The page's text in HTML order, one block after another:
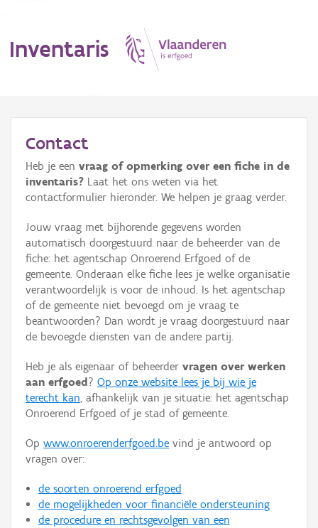
Inventaris
Erfgoedobject
Aanduidingsobject
Waarneming
Thema
Gebeurtenis
Persoon of collectief
Hergebruik
Aanmelden
Contact
Heb je een vraag of opmerking over een fiche in de
inventaris? Laat het ons weten via het
contactformulier hieronder. We helpen je graag verder.
Jouw vraag met bijhorende gegevens worden
automatisch doorgestuurd naar de beheerder van de
fiche: het agentschap Onroerend Erfgoed of de
gemeente. Onderaan elke fiche lees je welke organisatie
verantwoordelijk is voor de inhoud. Is het agentschap
of de gemeente niet bevoegd om je vraag te
beantwoorden? Dan wordt je vraag doorgestuurd naar
de bevoegde diensten van de andere partij.
Heb je als eigenaar of beheerder vragen over werken
aan erfgoed ? Op onze website lees je bij wie je
terecht kan, afhankelijk van je situatie: het agentschap
Onroerend Erfgoed of je stad of gemeente.
Op www.onroerenderfgoed.be vind je antwoord op
vragen over:
de soorten onroerend erfgoed
de mogelijkheden voor financiële ondersteuning
de procedure en rechtsgevolgen van een